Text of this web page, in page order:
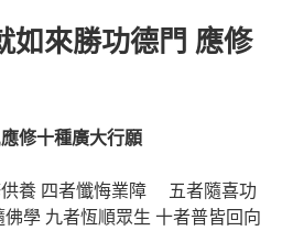
如來勝功德門 應修
修十種廣大行願
養 四者懺悔業障 五者隨喜功
學 九者恆順眾生 十者普皆回向